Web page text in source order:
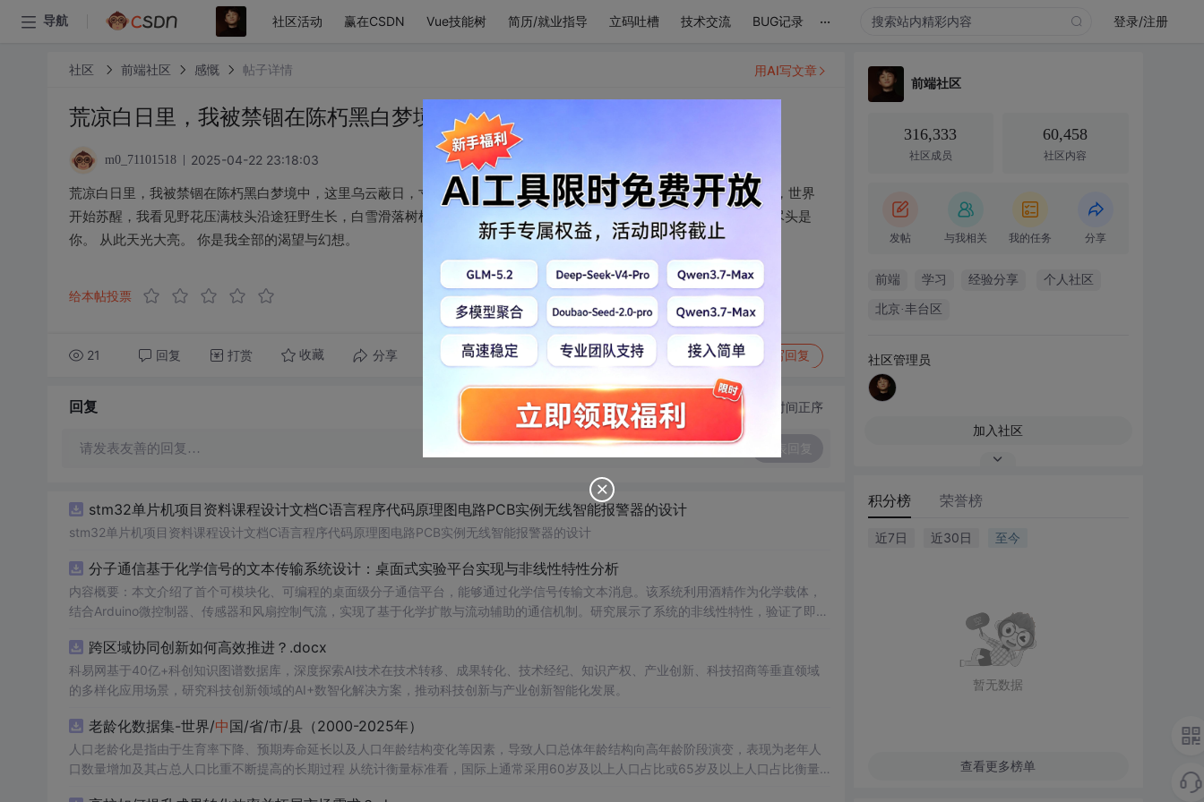
导航 社区活动 赢在CSDN Vue技能树 简历/就业指导 立码吐槽 技术交流 BUG记录 ... 登录/注册
社区 前端社区 感慨 帖子详情
荒凉白日里，我被禁锢在陈朽黑白梦境中，这
m0_71101518 2025-04-22 23:18:03
荒凉白日里，我被禁锢在陈朽黑白梦境中，这里乌云蔽日，寸草不生，万物都荒芜。 直到你从荒原中走过。 你踏过之处，世界
开始苏醒，我看见野花压满枝头沿途狂野生长，白雪滑落树梢寒梅怒放，我看见归鸟蝉鸣，烈日骄阳。 我看见白日梦的尽头是
你。 从此天光大亮。 你是我全部的渴望与幻想。
给本帖投票
21 回复 打赏 收藏 分享 转发到动态 举报 写回复
用AI写文章
回复 切换为时间正序
请发表友善的回复…
stm32单片机项目资料课程设计文档C语言程序代码原理图电路PCB实例无线智能报警器的设计
stm32单片机项目资料课程设计文档C语言程序代码原理图电路PCB实例无线智能报警器的设计
分子通信基于化学信号的文本传输系统设计：桌面式实验平台实现与非线性特性分析
内容概要：本文介绍了首个可模块化、可编程的桌面级分子通信平台，能够通过化学信号传输文本消息。该系统利用酒精作为化学载体，
结合Arduino微控制器、传感器和风扇控制气流，实现了基于化学扩散与流动辅助的通信机制。研究展示了系统的非线性特性，验证了即使
本、易复现的硬件平台。; 适合人群：具备电子工程、通信系统或交叉学科背景，从事纳米技术、生物通信或新型通信系统研究的科研人员
及研究生。; 使用场景及目标：①用于教学演示和科研实验中展示分子通信的基本原理；②作为测试平台研究非线性信道建模、环境干
扰、流量调控对通信性能的影响；③推动面向管道、地下、水下或体内等电磁不可行场景的替代通信技术发展。; 阅读建议：此资源强调
分子通信系统的实际挑战与优化方向。
跨区域协同创新如何高效推进？.docx
科易网基于40亿+科创知识图谱数据库，深度探索AI技术在技术转移、成果转化、技术经纪、知识产权、产业创新、科技招商等垂直领域
的多样化应用场景，研究科技创新领域的AI+数智化解决方案，推动科技创新与产业创新智能化发展。
老龄化数据集-世界/中国/省/市/县（2000-2025年）
人口老龄化是指由于生育率下降、预期寿命延长以及人口年龄结构变化等因素，导致人口总体年龄结构向高年龄阶段演变，表现为老年人
口数量增加及其占总人口比重不断提高的长期过程 从统计衡量标准看，国际上通常采用60岁及以上人口占比或65岁及以上人口占比衡量
前端社区
316,333
社区成员
60,458
社区内容
发帖 与我相关 我的任务 分享
前端 学习 经验分享 个人社区
北京·丰台区
社区管理员
加入社区
积分榜 荣誉榜
近7日 近30日 至今
暂无数据
查看更多榜单